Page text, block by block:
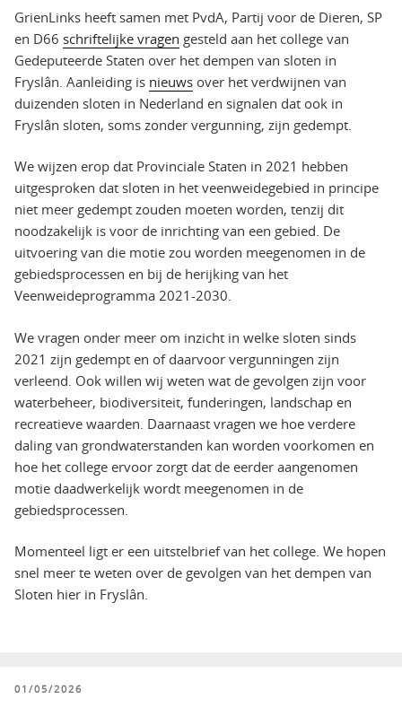
GrienLinks heeft samen met PvdA, Partij voor de Dieren, SP
en D66 schriftelijke vragen gesteld aan het college van
Gedeputeerde Staten over het dempen van sloten in
Fryslân. Aanleiding is nieuws over het verdwijnen van
duizenden sloten in Nederland en signalen dat ook in
Fryslân sloten, soms zonder vergunning, zijn gedempt.
We wijzen erop dat Provinciale Staten in 2021 hebben
uitgesproken dat sloten in het veenweidegebied in principe
niet meer gedempt zouden moeten worden, tenzij dit
noodzakelijk is voor de inrichting van een gebied. De
uitvoering van die motie zou worden meegenomen in de
gebiedsprocessen en bij de herijking van het
Veenweideprogramma 2021-2030.
We vragen onder meer om inzicht in welke sloten sinds
2021 zijn gedempt en of daarvoor vergunningen zijn
verleend. Ook willen wij weten wat de gevolgen zijn voor
waterbeheer, biodiversiteit, funderingen, landschap en
recreatieve waarden. Daarnaast vragen we hoe verdere
daling van grondwaterstanden kan worden voorkomen en
hoe het college ervoor zorgt dat de eerder aangenomen
motie daadwerkelijk wordt meegenomen in de
gebiedsprocessen.
Momenteel ligt er een uitstelbrief van het college. We hopen
snel meer te weten over de gevolgen van het dempen van
Sloten hier in Fryslân.
GEPLAATST
01/05/2026